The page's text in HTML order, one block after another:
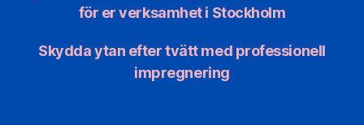
för er verksamhet i Stockholm
Skydda ytan efter tvätt med professionell
impregnering